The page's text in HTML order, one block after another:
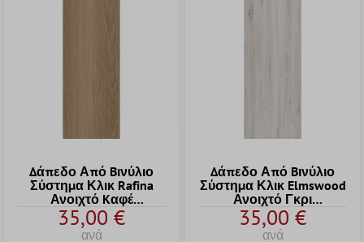
Δάπεδο Από Bινύλιο
Σύστημα Κλικ Rafina
Ανοιχτό Kαφέ
17,2x121cm
35,00 €
ανά
Δάπεδο Από Bινύλιο
Σύστημα Κλικ Elmswood
Ανοιχτό Γκρι
17,2x121cm
35,00 €
ανά